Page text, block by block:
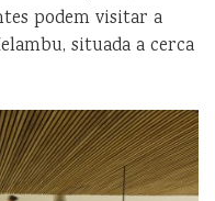
podem visitar a
situada a cerca